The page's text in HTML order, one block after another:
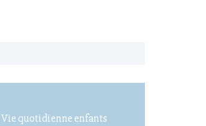
Vie quotidienne enfants